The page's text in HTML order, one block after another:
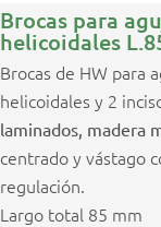
Brocas para
helicoidales
Brocas de HW para
helicoidales y 2
laminados, madera
centrado y vástago
regulación.
Largo total 85 mm